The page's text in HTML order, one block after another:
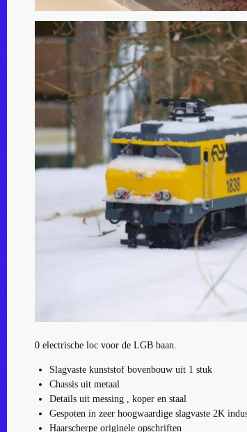
0 electrische loc voor de LGB baan.
Slagvaste kunststof bovenbouw uit 1 stuk
Chassis uit metaal
Details uit messing , koper en staal
Gespoten in zeer hoogwaardige slagvaste 2K
Haarscherpe originele opschriften